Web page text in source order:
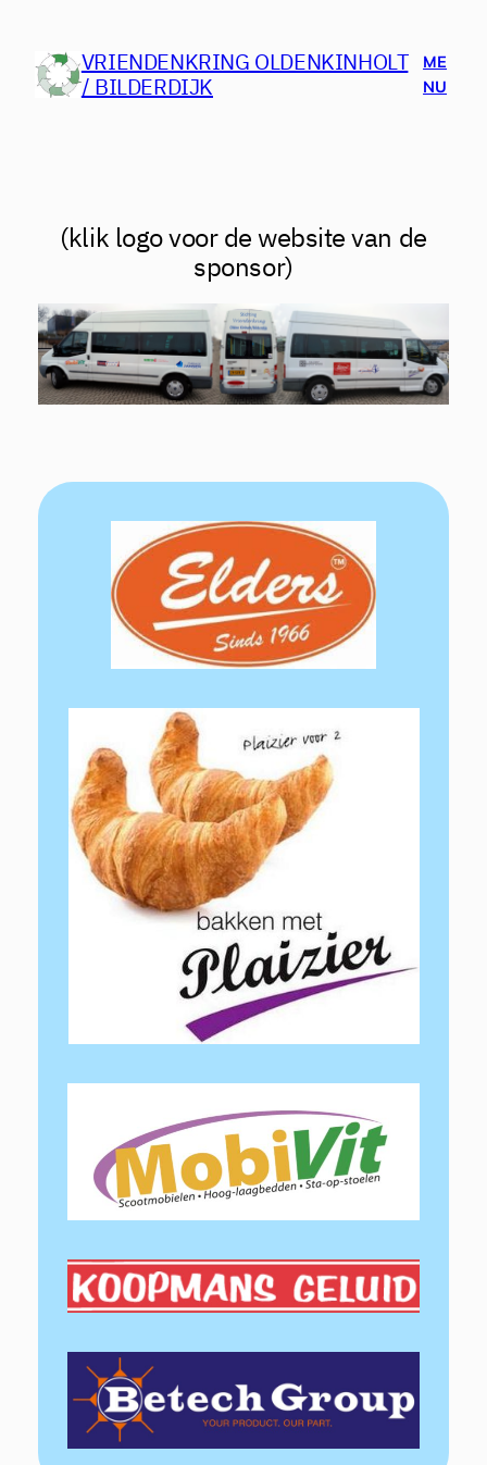
inhoud
VRIENDENKRING OLDENKINHOLT
/ BILDERDIJK
ME
NU
(klik logo voor de website van de
sponsor)